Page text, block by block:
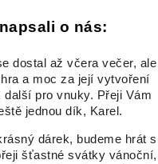
o nás:
dostal až včera večer, ale
a moc za její vytvoření
pro vnuky. Přeji Vám
jednou dík, Karel.
dárek, budeme hrát s
šťastné svátky vánoční,